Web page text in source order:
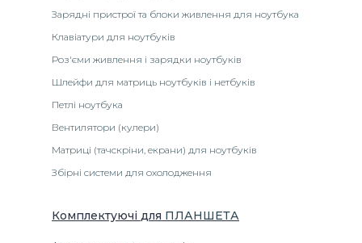
Зарядні пристрої та блоки живлення для ноутбука
Клавіатури для ноутбуків
Роз'єми живлення і зарядки ноутбуків
Шлейфи для матриць ноутбуків і нетбуків
Петлі ноутбука
Вентилятори (кулери)
Матриці (тачскріни, екрани) для ноутбуків
Збірні системи для охолодження
Комплектуючі для ПЛАНШЕТА